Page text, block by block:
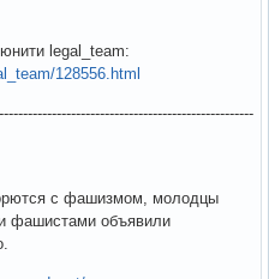
legal_team:
128556.html
с фашизмом, молодцы
фашистами объявили